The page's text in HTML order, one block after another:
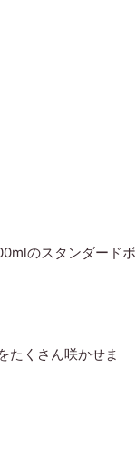
のスタンダードボ
たくさん咲かせま